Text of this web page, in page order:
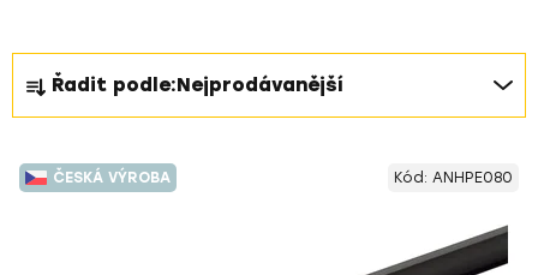
Ř
a
z
e
n
Řadit podle:Nejprodávanější
V
ý
ČESKÁ VÝROBA Kód: ANHPE080